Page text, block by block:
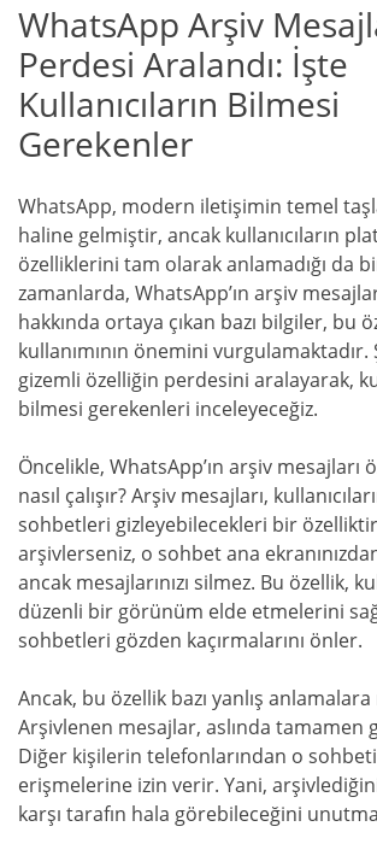
WhatsApp Arşiv
Perdesi Aralandı: İşte
Kullanıcıların Bilmesi
Gerekenler
WhatsApp, modern iletişimin temel
haline gelmiştir, ancak kullanıcıların
özelliklerini tam olarak anlamadığı da
zamanlarda, WhatsApp’ın arşiv
hakkında ortaya çıkan bazı bilgiler, bu
kullanımının önemini vurgulamaktadır.
gizemli özelliğin perdesini aralayarak,
bilmesi gerekenleri inceleyeceğiz.
Öncelikle, WhatsApp’ın arşiv mesajları
nasıl çalışır? Arşiv mesajları,
sohbetleri gizleyebilecekleri bir
arşivlerseniz, o sohbet ana
ancak mesajlarınızı silmez. Bu özellik,
düzenli bir görünüm elde etmelerini
sohbetleri gözden kaçırmalarını önler.
Ancak, bu özellik bazı yanlış
Arşivlenen mesajlar, aslında tamamen
Diğer kişilerin telefonlarından o
erişmelerine izin verir. Yani,
karşı tarafın hala görebileceğini